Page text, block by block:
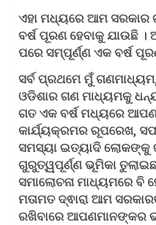
ଏହା ମଧ୍ୟରେ ଆମ ସରକାର
ବର୍ଷ ପୂରଣ ହେବାକୁ ଯାଉଛି
ପରେ ସମ୍ପୂର୍ଣ୍ଣ ଏକ ବର୍ଷ
ସର୍ବ ପ୍ରଥମେ ମୁଁ
ଓଡିଶାର ଗଣ ମାଧ୍ୟମକୁ
ଗତ ଏକ ବର୍ଷ ମଧ୍ୟରେ
କାର୍ଯ୍ୟକ୍ରମର ରୂପରେଖ,
ସମସ୍ୟା ଇତ୍ୟାଦି ଲୋକଙ୍କୁ
ଗୁରୁତ୍ୱପୂର୍ଣ୍ଣ ଭୂମିକା
ସମାଲୋଚନା ମାଧ୍ୟମରେ ବି
ମତାମତ ଦ୍ଵାରା ଆମ
ରଖିବାରେ ଆପଣମାନଙ୍କର